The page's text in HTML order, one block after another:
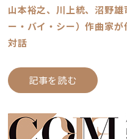
山本裕之、川上統、沼野
ー・バイ・シー）作曲家
対話
記事を読む